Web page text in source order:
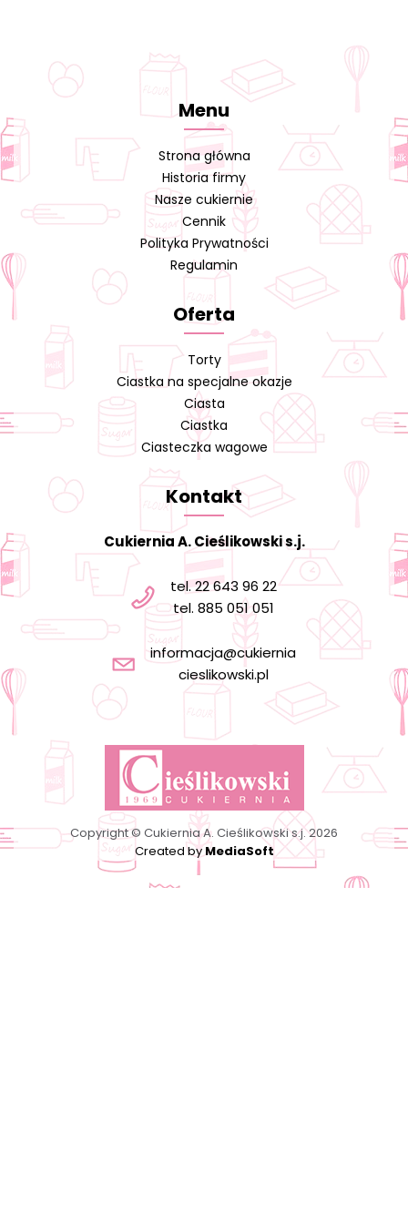
Menu
Strona główna
Historia firmy
Nasze cukiernie
Cennik
Polityka Prywatności
Regulamin
Oferta
Torty
Ciastka na specjalne okazje
Ciasta
Ciastka
Ciasteczka wagowe
Kontakt
Cukiernia A. Cieślikowski s.j.
tel. 22 643 96 22
tel. 885 051 051
informacja@cukiernia
cieslikowski.pl
Copyright © Cukiernia A. Cieślikowski s.j. 2026
Created byMediaSoft